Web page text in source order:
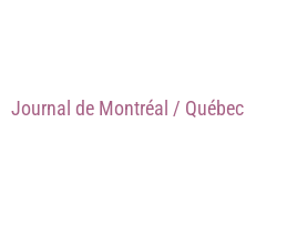
Journal de Montréal / Québec